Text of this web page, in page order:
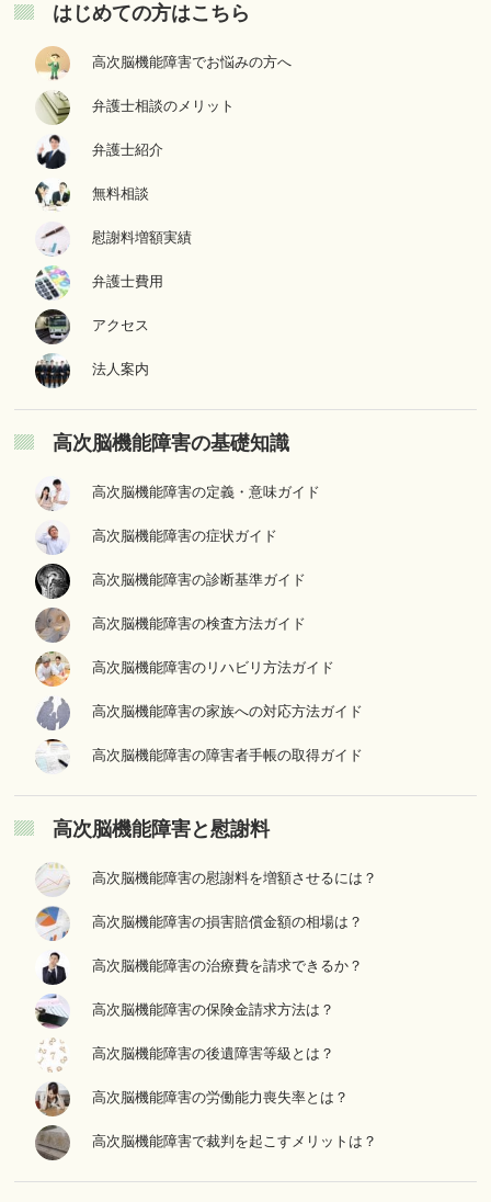
はじめての方はこちら
高次脳機能障害でお悩みの方へ
弁護士相談のメリット
弁護士紹介
無料相談
慰謝料増額実績
弁護士費用
アクセス
法人案内
高次脳機能障害の基礎知識
高次脳機能障害の定義・意味ガイド
高次脳機能障害の症状ガイド
高次脳機能障害の診断基準ガイド
高次脳機能障害の検査方法ガイド
高次脳機能障害のリハビリ方法ガイド
高次脳機能障害の家族への対応方法ガイド
高次脳機能障害の障害者手帳の取得ガイド
高次脳機能障害と慰謝料
高次脳機能障害の慰謝料を増額させるには？
高次脳機能障害の損害賠償金額の相場は？
高次脳機能障害の治療費を請求できるか？
高次脳機能障害の保険金請求方法は？
高次脳機能障害の後遺障害等級とは？
高次脳機能障害の労働能力喪失率とは？
高次脳機能障害で裁判を起こすメリットは？